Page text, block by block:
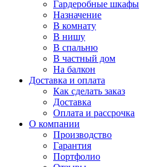
Гардеробные шкафы
Назначение
В комнату
В нишу
В спальню
В частный дом
На балкон
Доставка и оплата
Как сделать заказ
Доставка
Оплата и рассрочка
О компании
Производство
Гарантия
Портфолио